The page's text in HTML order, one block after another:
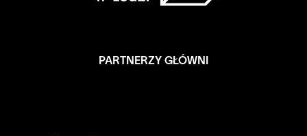
PARTNERZY GŁÓWNI